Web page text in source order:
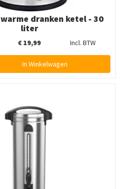
dranken ketel - 30
liter
€ 19,99 Incl. BTW
In Winkelwagen